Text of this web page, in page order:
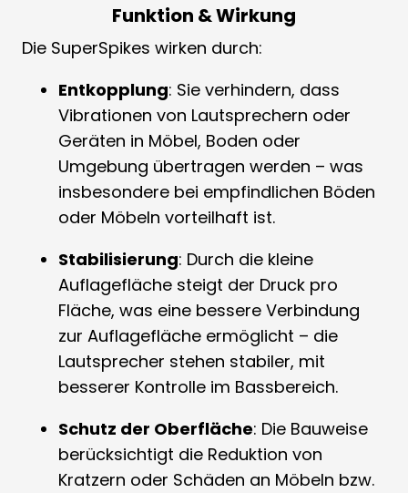
Funktion & Wirkung
Die SuperSpikes wirken durch:
Entkopplung: Sie verhindern, dass
Vibrationen von Lautsprechern oder
Geräten in Möbel, Boden oder
Umgebung übertragen werden – was
insbesondere bei empfindlichen Böden
oder Möbeln vorteilhaft ist.
Stabilisierung: Durch die kleine
Auflagefläche steigt der Druck pro
Fläche, was eine bessere Verbindung
zur Auflagefläche ermöglicht – die
Lautsprecher stehen stabiler, mit
besserer Kontrolle im Bassbereich.
Schutz der Oberfläche: Die Bauweise
berücksichtigt die Reduktion von
Kratzern oder Schäden an Möbeln bzw.